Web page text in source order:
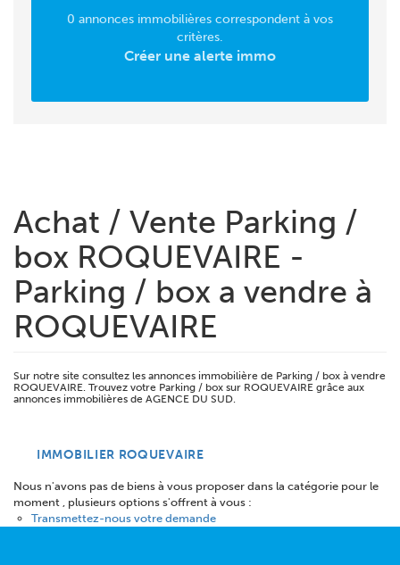
0 annonces immobilières correspondent à vos
critères.
Créer une alerte immo
Achat / Vente Parking /
box ROQUEVAIRE -
Parking / box a vendre à
ROQUEVAIRE
Sur notre site consultez les annonces immobilière de Parking / box à vendre
ROQUEVAIRE. Trouvez votre Parking / box sur ROQUEVAIRE grâce aux
annonces immobilières de AGENCE DU SUD.
IMMOBILIER ROQUEVAIRE
Nous n'avons pas de biens à vous proposer dans la catégorie pour le
moment , plusieurs options s'offrent à vous :
Transmettez-nous votre demande